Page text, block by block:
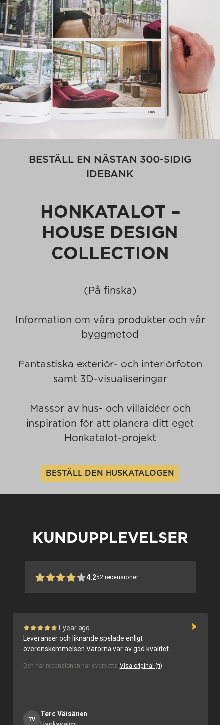
BESTÄLL EN NÄSTAN 300-SIDIG
IDEBANK
HONKATALOT –
HOUSE DESIGN
COLLECTION
(På finska)
Information om våra produkter och vår
byggmetod
Fantastiska exteriör- och interiörfoton
samt 3D-visualiseringar
Massor av hus- och villaidéer och
inspiration för att planera ditt eget
Honkatalot-projekt
BESTÄLL DEN HUSKATALOGEN
KUNDUPPLEVELSER
4.252 recensioner
1 year ago
Hussäljaren Jääskeläinen, ramgruppen och kvaliteten
på produkterna i allmänhet.
Den här recensionen har översatts•Visa original (fi)
VR
Ville Ranta